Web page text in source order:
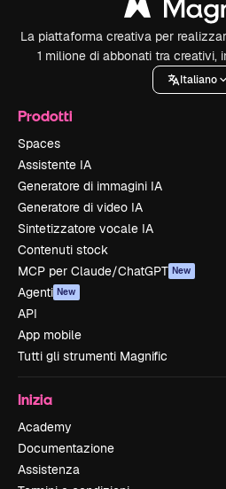
La piattaforma creativa per
1 milione di abbonati tra creativi,
Italiano
Prodotti
Spaces
Assistente IA
Generatore di immagini IA
Generatore di video IA
Sintetizzatore vocale IA
Contenuti stock
MCP per Claude/ChatGPT New
Agenti New
API
App mobile
Tutti gli strumenti Magnific
Inizia
Academy
Documentazione
Assistenza